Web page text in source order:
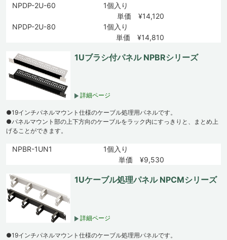
NPDP-2U-60
1個入り
単価 ¥14,120
NPDP-2U-80
1個入り
単価 ¥14,810
1Uブラシ付パネル NPBRシリーズ
詳細ページ
●19インチパネルマウント仕様のケーブル処理用パネルです。
●パネルマウント部の上下方向のケーブルをラック内にすっきりと、まとめ上
げることができます。
NPBR-1UN1
1個入り
単価 ¥9,530
1Uケーブル処理パネル NPCMシリーズ
詳細ページ
●19インチパネルマウント仕様のケーブル処理用パネルです。